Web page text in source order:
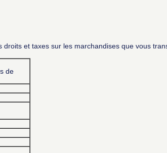
et taxes sur les marchandises que vous
de